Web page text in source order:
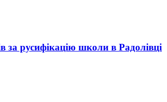
за русифікацію школи в Радолівці